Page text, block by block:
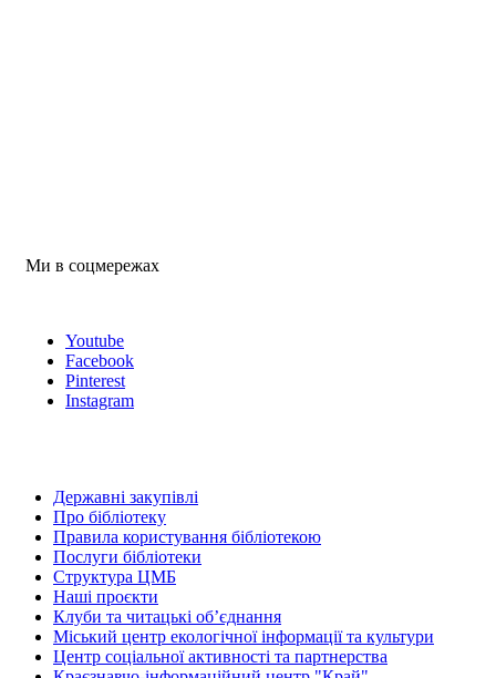
Ми в соцмережах
Youtube
Facebook
Pinterest
Instagram
Державні закупівлі
Про бібліотеку
Правила користування бібліотекою
Послуги бібліотеки
Структура ЦМБ
Наші проєкти
Клуби та читацькі об’єднання
Міський центр екологічної інформації та культури
Центр соціальної активності та партнерства